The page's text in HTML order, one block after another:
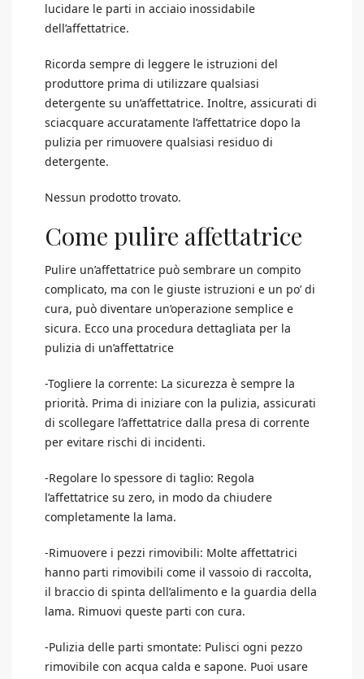
lucidare le parti in acciaio inossidabile
dell’affettatrice.
Ricorda sempre di leggere le istruzioni del
produttore prima di utilizzare qualsiasi
detergente su un’affettatrice. Inoltre, assicurati di
sciacquare accuratamente l’affettatrice dopo la
pulizia per rimuovere qualsiasi residuo di
detergente.
Nessun prodotto trovato.
Come pulire affettatrice
Pulire un’affettatrice può sembrare un compito
complicato, ma con le giuste istruzioni e un po’ di
cura, può diventare un’operazione semplice e
sicura. Ecco una procedura dettagliata per la
pulizia di un’affettatrice
-Togliere la corrente: La sicurezza è sempre la
priorità. Prima di iniziare con la pulizia, assicurati
di scollegare l’affettatrice dalla presa di corrente
per evitare rischi di incidenti.
-Regolare lo spessore di taglio: Regola
l’affettatrice su zero, in modo da chiudere
completamente la lama.
-Rimuovere i pezzi rimovibili: Molte affettatrici
hanno parti rimovibili come il vassoio di raccolta,
il braccio di spinta dell’alimento e la guardia della
lama. Rimuovi queste parti con cura.
-Pulizia delle parti smontate: Pulisci ogni pezzo
rimovibile con acqua calda e sapone. Puoi usare